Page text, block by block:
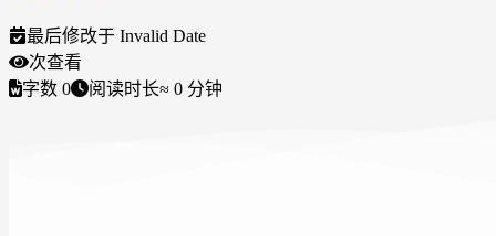
最后修改于 Invalid Date
次查看
字数 0 阅读时长≈ 0 分钟